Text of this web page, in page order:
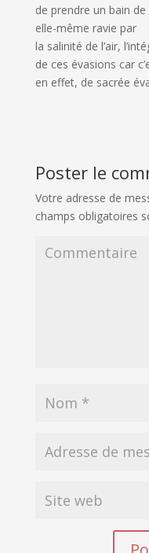
de prendre un bain de
elle-même ravie par
la salinité de l’air,
de ces évasions car
en effet, de sacrée
Poster le
Votre adresse de
champs obligatoires